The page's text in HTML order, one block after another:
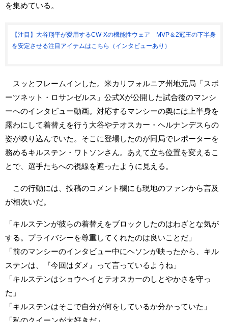
を集めている。
【注目】大谷翔平が愛用するCW-Xの機能性ウェア MVP＆2冠王の下半身
を安定させる注目アイテムはこちら（インタビューあり）
スッとフレームインした。米カリフォルニア州地元局「スポ
ーツネット・ロサンゼルス」公式Xが公開した試合後のマンシ
ーへのインタビュー動画。対応するマンシーの奥には上半身を
露わにして着替えを行う大谷やテオスカー・ヘルナンデスらの
姿が映り込んでいた。そこに登場したのが同局でレポーターを
務めるキルステン・ワトソンさん。あえて立ち位置を変えるこ
とで、選手たちへの視線を遮ったように見える。
この行動には、投稿のコメント欄にも現地のファンから言及
が相次いだ。
「キルステンが彼らの着替えをブロックしたのはわざとな気が
する。プライバシーを尊重してくれたのは良いことだ」
「前のマンシーのインタビュー中にヘソンが映ったから、キル
ステンは、『今回はダメ』って言っているようね」
「キルステンはショウヘイとテオスカーのしとやかさを守っ
た」
「キルステンはそこで自分が何をしているか分かっていた」
「私のクイーンが大好きだ」